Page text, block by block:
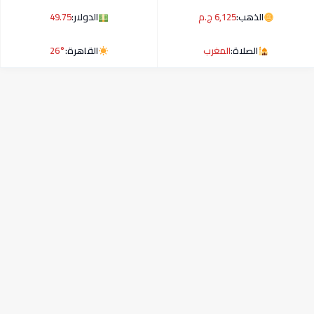
الذهب:6,125 ج.م الدولار:49.75
الصلاة:المغرب القاهرة:26°